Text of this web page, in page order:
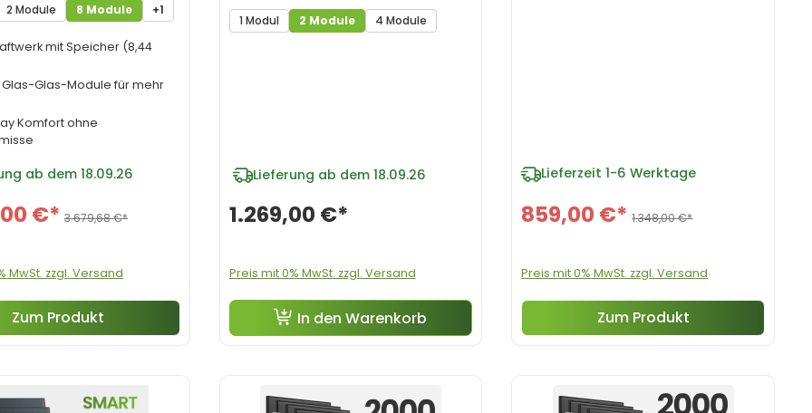
2 Module 8 Module +1
ab dem 18.09.26
€* 3.679,68 €*
MwSt. zzgl. Versand
mit Speicher (8,44
Glas-Glas-Module für mehr
Komfort ohne
Zum Produkt
1 Modul 2 Module 4 Module
Lieferung ab dem 18.09.26
1.269,00 €*
Preis mit 0% MwSt. zzgl. Versand
In den Warenkorb
Lieferzeit 1-6 Werktage
859,00 €* 1.348,00 €*
Preis mit 0% MwSt. zzgl. Versand
Zum Produkt